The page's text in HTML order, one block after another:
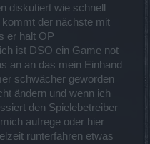
diskutiert wie schnell
der nächste mit
er halt OP
ist DSO ein Game not
an an das mein Einhand
schwächer geworden
ändern und wenn ich
den Spielebetreiber
aufrege oder hier
runterfahren etwas